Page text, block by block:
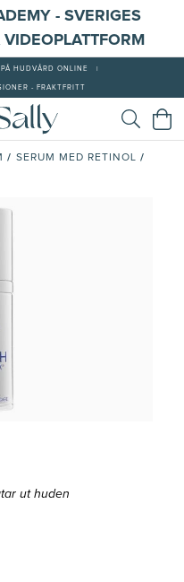
- SVERIGES
HUDVÅRD ONLINE
- FRAKTFRITT
/ SERUM MED RETINOL /
ut huden